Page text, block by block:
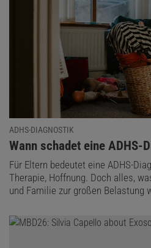
ADHS-DIAGNOSTIK
:
Wann schadet eine ADHS-
Für Eltern bedeutet eine ADHS-
Therapie, Hoffnung. Doch alles,
und Familie zur großen Belastung